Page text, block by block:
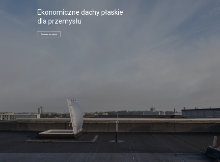
Ekonomiczne dachy płaskie
dla przemysłu
Dowiedz się więcej